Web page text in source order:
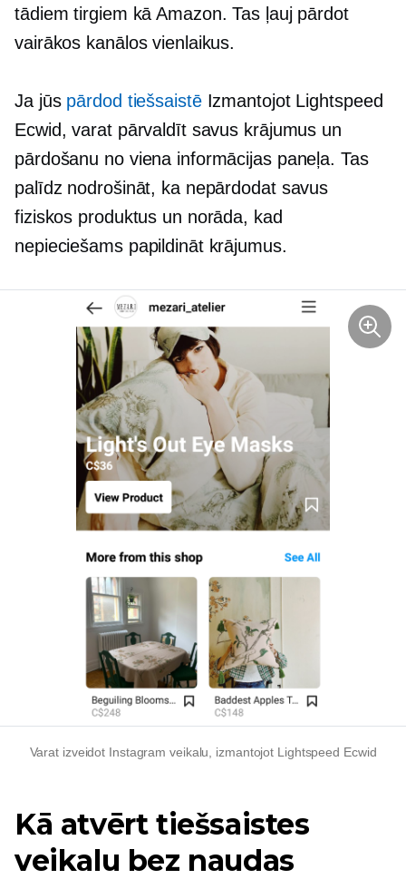
tādiem tirgiem kā Amazon. Tas ļauj pārdot
vairākos kanālos vienlaikus.
Ja jūs pārdod tiešsaistēIzmantojot Lightspeed
Ecwid, varat pārvaldīt savus krājumus un
pārdošanu no viena informācijas paneļa. Tas
palīdz nodrošināt, ka nepārdodat savus
fiziskos produktus un norāda, kad
nepieciešams papildināt krājumus.
Varat izveidot Instagram veikalu, izmantojot Lightspeed Ecwid
Kā atvērt tiešsaistes
veikalu bez naudas